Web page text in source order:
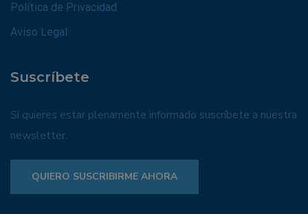
Política de Privacidad
Aviso Legal
Suscríbete
Si quieres estar plenamente informado suscríbete a nuestra
newsletter.
QUIERO SUSCRIBIRME AHORA